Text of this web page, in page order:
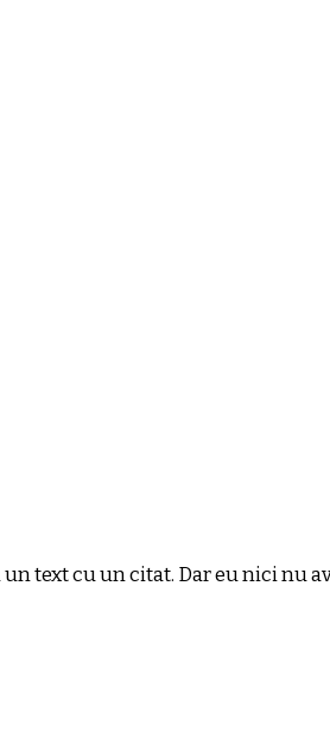
text cu un citat. Dar eu nici nu